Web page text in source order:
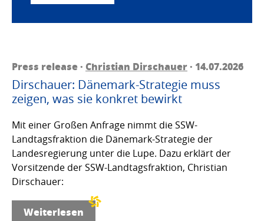
Press release · Christian Dirschauer· 14.07.2026
Dirschauer: Dänemark-Strategie muss
zeigen, was sie konkret bewirkt
Mit einer Großen Anfrage nimmt die SSW-
Landtagsfraktion die Dänemark-Strategie der
Landesregierung unter die Lupe. Dazu erklärt der
Vorsitzende der SSW-Landtagsfraktion, Christian
Dirschauer:
Weiterlesen